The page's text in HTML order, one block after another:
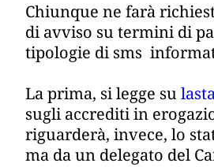
Chiunque ne farà
di avviso su termini di
tipologie di sms
La prima, si legge su
sugli accrediti in
riguarderà, invece, lo
ma da un delegato del